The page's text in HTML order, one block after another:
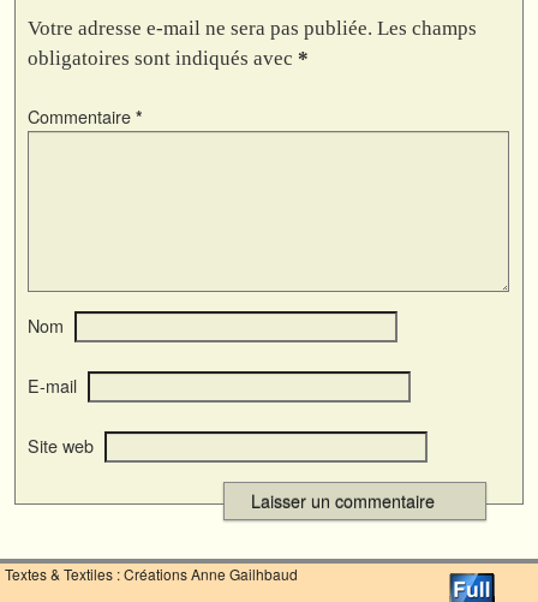
Votre adresse e-mail ne sera pas publiée. Les champs
obligatoires sont indiqués avec *
Commentaire *
Nom
E-mail
Site web
Textes & Textiles : Créations Anne Gailhbaud